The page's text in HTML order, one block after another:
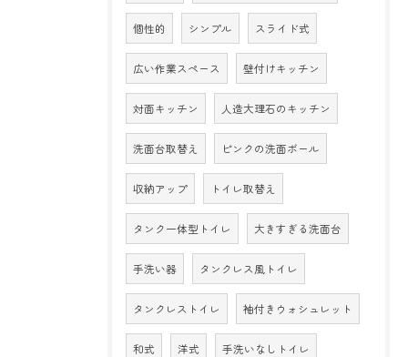
個性的 シンプル スライド式
広い作業スペース 壁付けキッチン
対面キッチン 人造大理石のキッチン
洗面台取替え ピンクの洗面ボール
収納アップ トイレ取替え
タンク一体型トイレ 大きすぎる洗面台
手洗い器 タンクレス風トイレ
タンクレストイレ 袖付きウォシュレット
和式 洋式 手洗いなしトイレ